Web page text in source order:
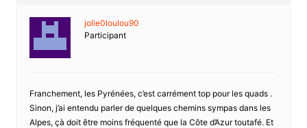
jolie0loulou90
Participant
Franchement, les Pyrénées, c’est carrément top pour les quads .
Sinon, j’ai entendu parler de quelques chemins sympas dans les
Alpes, çà doit être moins fréquenté que la Côte d’Azur toutafé. Et